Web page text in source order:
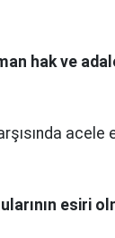
hak ve
acele
esiri